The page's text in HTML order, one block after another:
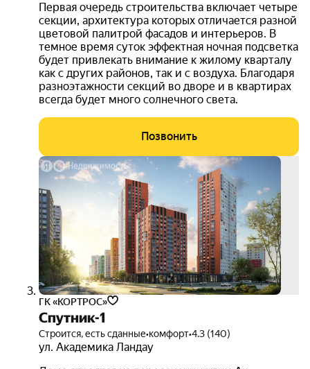
Первая очередь строительства включает четыре
секции, архитектура которых отличается разной
цветовой палитрой фасадов и интерьеров. В
темное время суток эффектная ночная подсветка
будет привлекать внимание к жилому кварталу
как с других районов, так и с воздуха. Благодаря
разноэтажности секций во дворе и в квартирах
всегда будет много солнечного света.
Позвонить
ГК «КОРТРОС»
Спутник-1
Строится, есть сданные•комфорт•4.3 (140)
ул. Академика Ландау